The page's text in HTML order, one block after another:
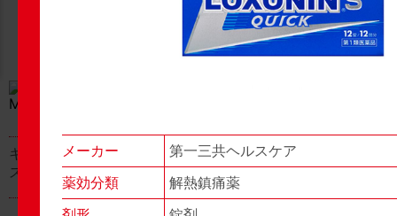
キャベジンコーワαプラ
ス顆粒
グロンサン用刃棒
メーカー 第一三共ヘルスケア
薬効分類 解熱鎮痛薬